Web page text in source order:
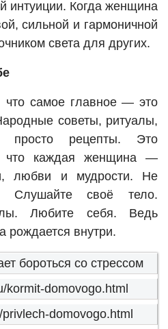
интуиции. Когда женщина
сильной и гармоничной
света для других.
самое главное — это
советы, ритуалы,
рецепты. Это
что каждая женщина —
любви и мудрости. Не
Слушайте своё тело.
Любите себя. Ведь
рождается внутри.
бороться со стрессом
kormit-domovogo.html
domovogo.html